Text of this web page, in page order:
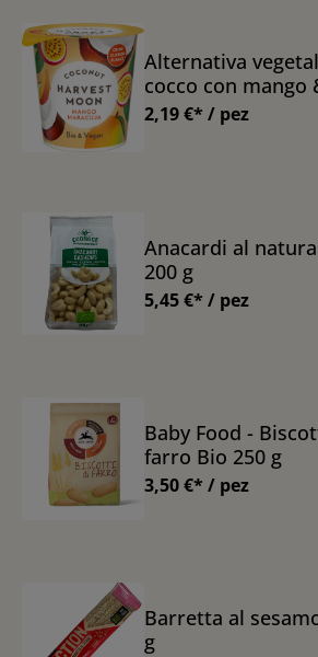
Alternativa
cocco con mango
maracuja Bio 125 g
2,19 €* / pez
Anacardi al
200 g
5,45 €* / pez
Baby Food -
farro Bio 250 g
3,50 €* / pez
Barretta al
g